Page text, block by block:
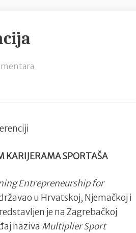
KARIJERAMA SPORTAŠA
Entrepreneurship for
u Hrvatskoj, Njemačkoj i
je na Zagrebačkoj
naziva Multiplier Sport